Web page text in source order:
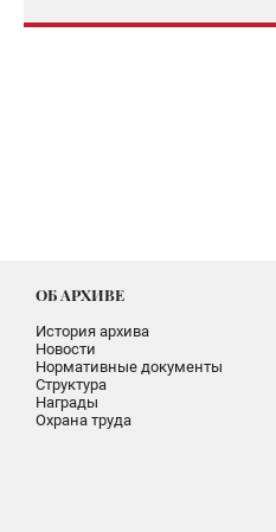
ОБ АРХИВЕ
История архива
Новости
Нормативные документы
Структура
Награды
Охрана труда